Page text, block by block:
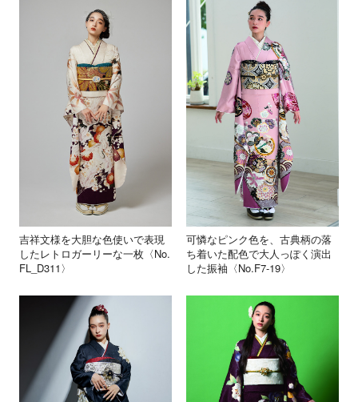
吉祥文様を大胆な色使いで表現
したレトロガーリーな一枚〈No.
FL_D311〉
可憐なピンク色を、古典柄の落
ち着いた配色で大人っぽく演出
した振袖〈No.F7-19〉